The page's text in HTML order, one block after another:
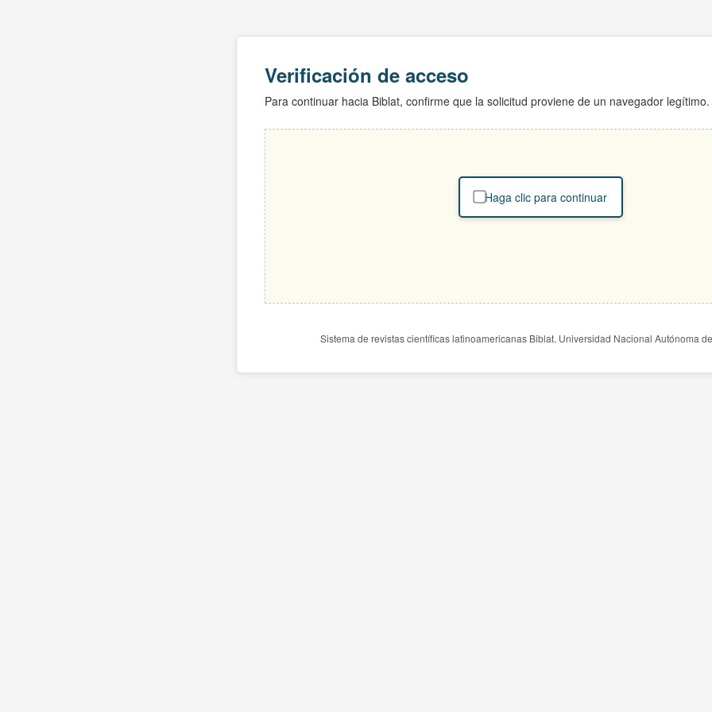
Verificación de acceso
Para continuar hacia Biblat, confirme que la solicitud proviene de un navegador legítimo.
Haga clic para continuar
Sistema de revistas científicas latinoamericanas Biblat. Universidad Nacional Autónoma